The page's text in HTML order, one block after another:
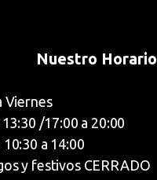
Nuestro Horario
Viernes
13:30 /17:00 a 20:00
10:30 a 14:00
y festivos CERRADO